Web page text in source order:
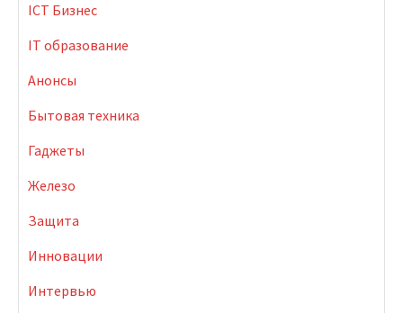
ICT Бизнес
IT образование
Анонсы
Бытовая техника
Гаджеты
Железо
Защита
Инновации
Интервью